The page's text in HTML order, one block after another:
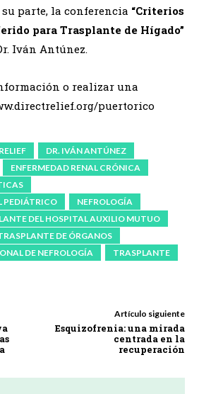
parte, la conferencia “Criterios
para Trasplante de Hígado”
Iván Antúnez.
o realizar una
puertorico
DR. IVÁN ANTÚNEZ
ENFERMEDAD RENAL CRÓNICA
PEDIÁTRICO
NEFROLOGÍA
DEL HOSPITAL AUXILIO MUTUO
DE ÓRGANOS
DE NEFROLOGÍA
TRASPLANTE
Artículo siguiente
Esquizofrenia: una mirada
centrada en la
recuperación